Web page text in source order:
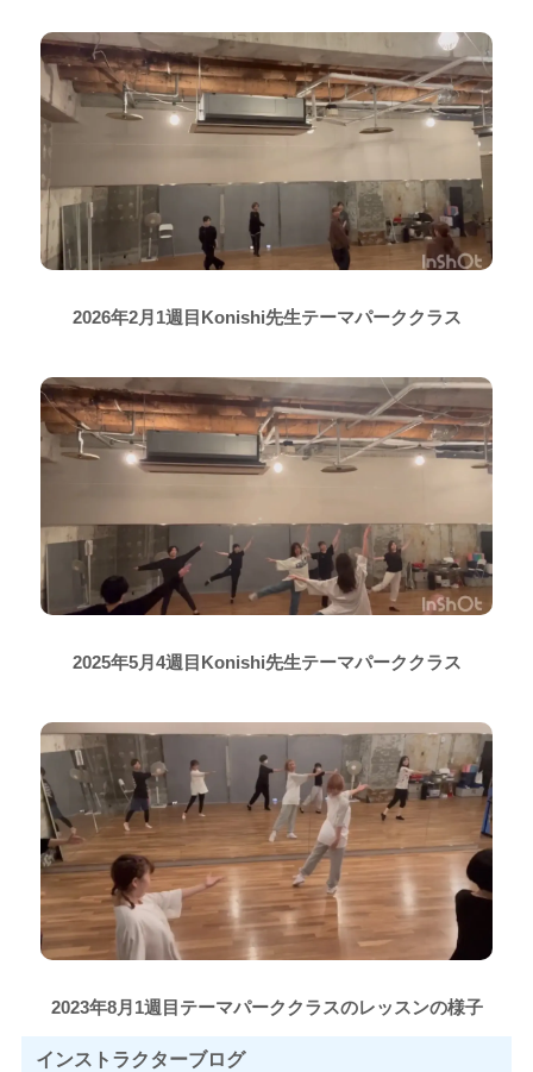
2026年2月1週目Konishi先生テーマパーククラス
2025年5月4週目Konishi先生テーマパーククラス
2023年8月1週目テーマパーククラスのレッスンの様子
インストラクターブログ